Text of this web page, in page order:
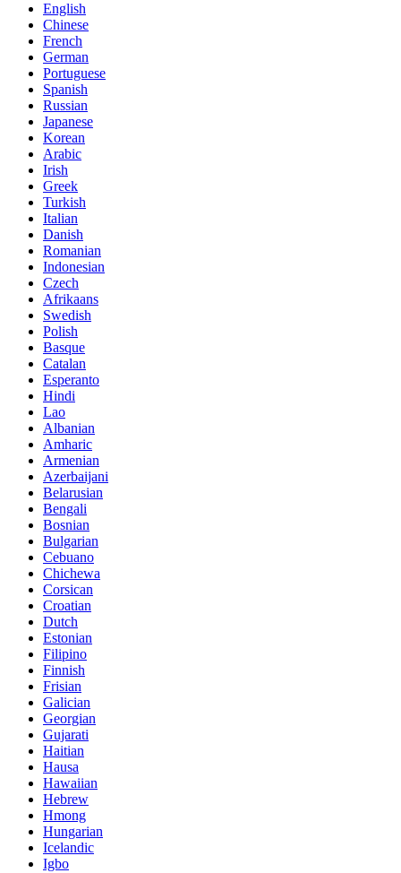
English
Chinese
French
German
Portuguese
Spanish
Russian
Japanese
Korean
Arabic
Irish
Greek
Turkish
Italian
Danish
Romanian
Indonesian
Czech
Afrikaans
Swedish
Polish
Basque
Catalan
Esperanto
Hindi
Lao
Albanian
Amharic
Armenian
Azerbaijani
Belarusian
Bengali
Bosnian
Bulgarian
Cebuano
Chichewa
Corsican
Croatian
Dutch
Estonian
Filipino
Finnish
Frisian
Galician
Georgian
Gujarati
Haitian
Hausa
Hawaiian
Hebrew
Hmong
Hungarian
Icelandic
Igbo